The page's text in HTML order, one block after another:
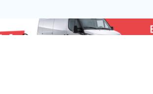
dell’ordine delle pazienti presente nel
sistema operativo, […]